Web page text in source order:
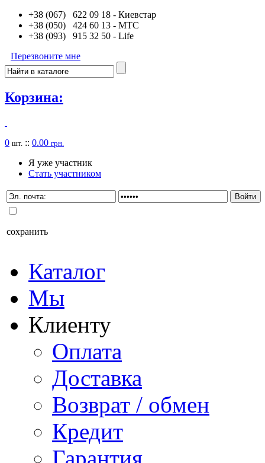
+38 (067) 622 09 18 - Киевстар
+38 (050) 424 60 13 - MTC
+38 (093) 915 32 50 - Life
Перезвоните мне
Корзина:
0 шт. :: 0.00 грн.
Я уже участник
Стать участником
сохранить
Каталог
Мы
Клиенту
Оплата
Доставка
Возврат / обмен
Кредит
Гарантия